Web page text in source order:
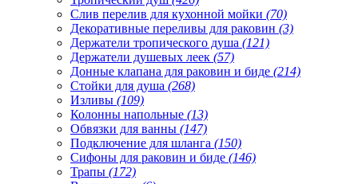
Слив перелив для кухонной мойки (70)
Декоративные переливы для раковин (3)
Держатели тропического душа (121)
Держатели душевых леек (57)
Донные клапана для раковин и биде (214)
Стойки для душа (268)
Изливы (109)
Колонны напольные (13)
Обвязки для ванны (147)
Подключение для шланга (150)
Сифоны для раковин и биде (146)
Трапы (172)